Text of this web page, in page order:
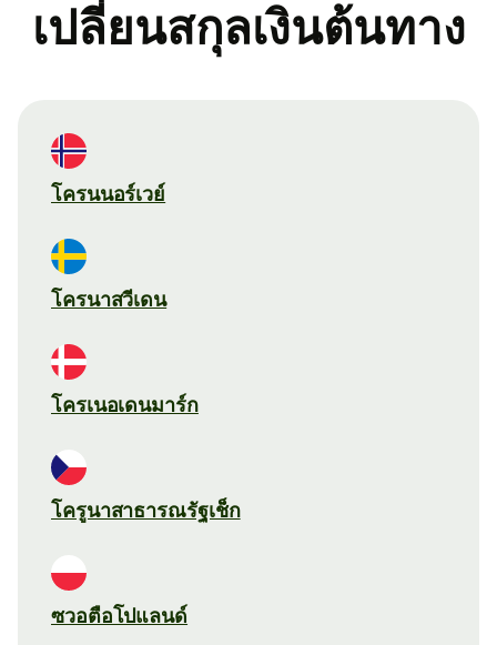
เปลี่ยนสกุลเงินต้นทาง
โครนนอร์เวย์
โครนาสวีเดน
โครเนอเดนมาร์ก
โครูนาสาธารณรัฐเช็ก
ซวอตือโปแลนด์